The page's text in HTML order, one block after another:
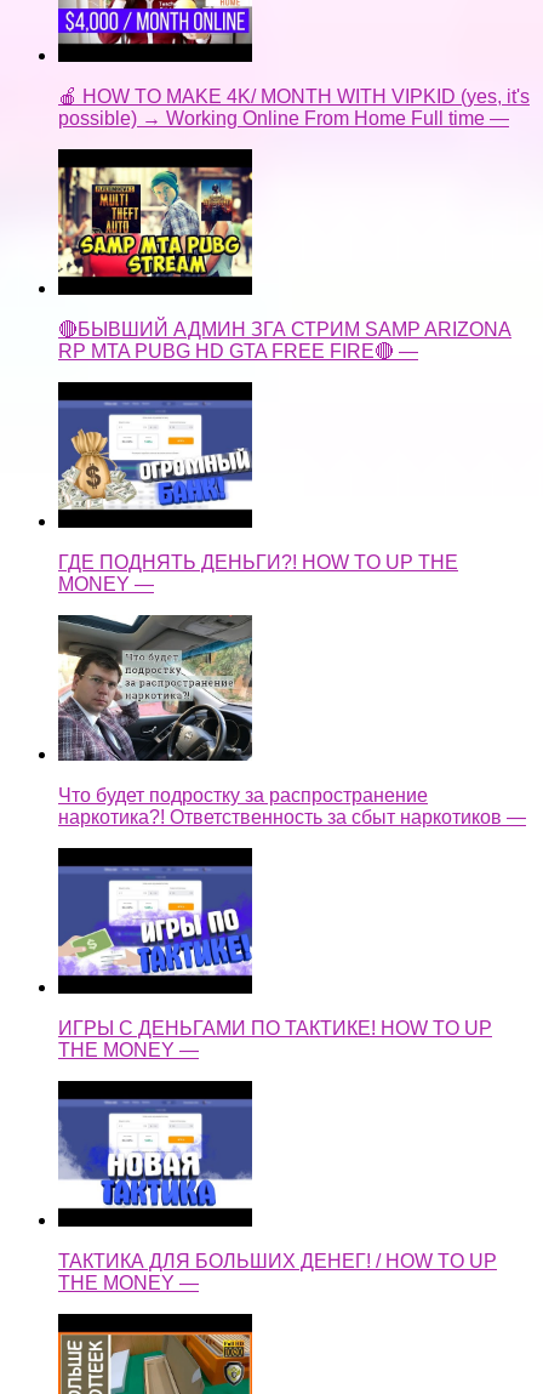
🍎 HOW TO MAKE 4K/ MONTH WITH VIPKID (yes, it's
possible) → Working Online From Home Full time —
🔴БЫВШИЙ АДМИН ЗГА СТРИМ SAMP ARIZONA
RP MTA PUBG HD GTA FREE FIRE🔴 —
ГДЕ ПОДНЯТЬ ДЕНЬГИ?! HOW TO UP THE
MONEY —
Что будет подростку за распространение
наркотика?! Ответственность за сбыт наркотиков —
ИГРЫ С ДЕНЬГАМИ ПО ТАКТИКЕ! HOW TO UP
THE MONEY —
ТАКТИКА ДЛЯ БОЛЬШИХ ДЕНЕГ! / HOW TO UP
THE MONEY —